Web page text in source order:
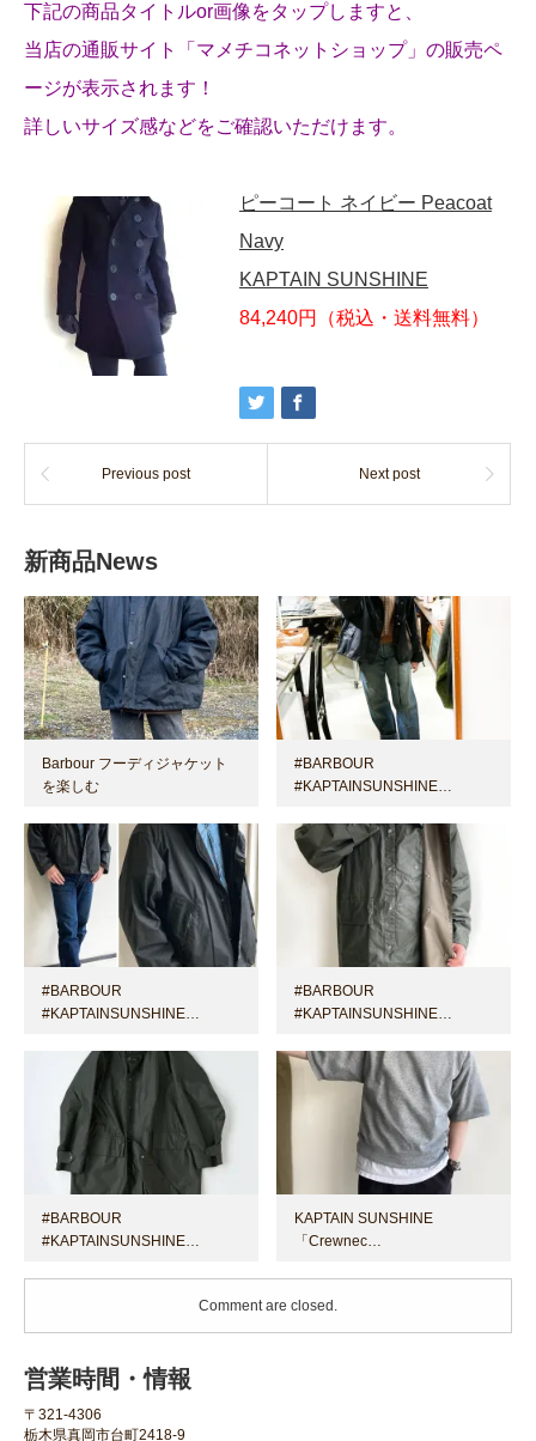
下記の商品タイトルor画像をタップしますと、
当店の通販サイト「マメチコネットショップ」の販売ペ
ージが表示されます！
詳しいサイズ感などをご確認いただけます。
ピーコート ネイビー Peacoat
Navy
KAPTAIN SUNSHINE
84,240円（税込・送料無料）
Previous post Next post
新商品News
Barbour フーディジャケット
を楽しむ
#BARBOUR
#KAPTAINSUNSHINE…
#BARBOUR
#KAPTAINSUNSHINE…
#BARBOUR
#KAPTAINSUNSHINE…
#BARBOUR
#KAPTAINSUNSHINE…
KAPTAIN SUNSHINE
「Crewnec…
Comment are closed.
営業時間・情報
〒321-4306
栃木県真岡市台町2418-9